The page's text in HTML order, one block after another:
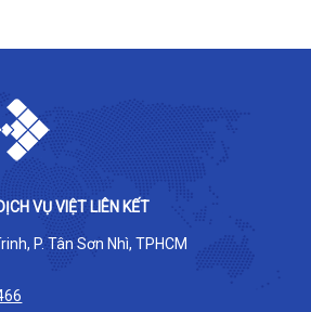
VỤ VIỆT LIÊN KẾT
P. Tân Sơn Nhì, TPHCM